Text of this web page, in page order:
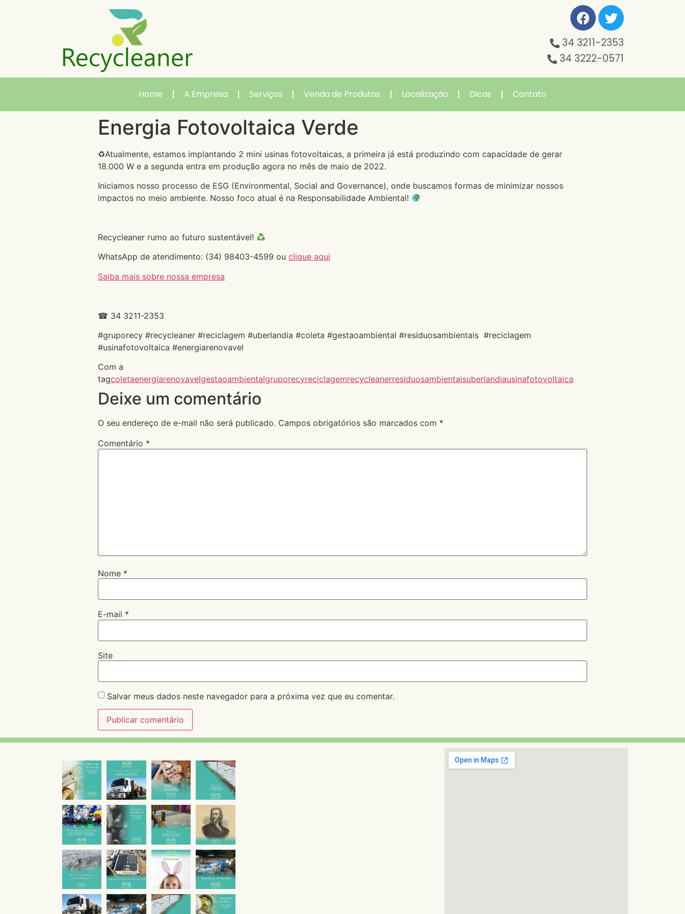
34 3211-2353
34 3222-0571
Home A Empresa Serviços Venda de Produtos Localização Dicas Contato
Energia Fotovoltaica Verde
♻Atualmente, estamos implantando 2 mini usinas fotovoltaicas, a primeira já está produzindo com capacidade de gerar
18.000 W e a segunda entra em produção agora no mês de maio de 2022.
Iniciamos nosso processo de ESG (Environmental, Social and Governance), onde buscamos formas de minimizar nossos
impactos no meio ambiente. Nosso foco atual é na Responsabilidade Ambiental!
Recycleaner rumo ao futuro sustentável!
WhatsApp de atendimento: (34) 98403-4599 ou clique aqui
Saiba mais sobre nossa empresa
☎ 34 3211-2353
#gruporecy #recycleaner #reciclagem #uberlandia #coleta #gestaoambiental #residuosambientais #reciclagem
#usinafotovoltaica #energiarenovavel
Com a
tagcoletaenergiarenovavelgestaoambientalgruporecyreciclagemrecycleanerresiduosambientaisuberlandiausinafotovoltaica
Deixe um comentário
O seu endereço de e-mail não será publicado. Campos obrigatórios são marcados com *
Comentário *
Nome *
E-mail *
Site
Salvar meus dados neste navegador para a próxima vez que eu comentar.